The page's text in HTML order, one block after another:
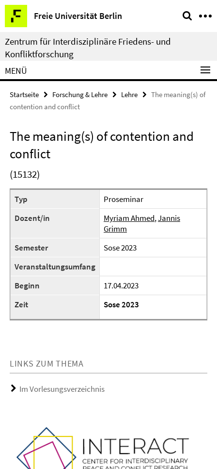
Springe
direkt
zu
Inhalt
Freie Universität Berlin
Service-
Navigation
Zentrum für Interdisziplinäre Friedens- und
Konfliktforschung
MENÜ
Startseite Forschung & Lehre Lehre
The meaning(s) of
contention and conflict
The meaning(s) of contention and
conflict
(15132)
Typ
Proseminar
Dozent/in
Myriam Ahmed,Jannis
Grimm
Semester
Sose 2023
Veranstaltungsumfang
Beginn
17.04.2023
Zeit
Sose 2023
LINKS ZUM THEMA
Im Vorlesungsverzeichnis